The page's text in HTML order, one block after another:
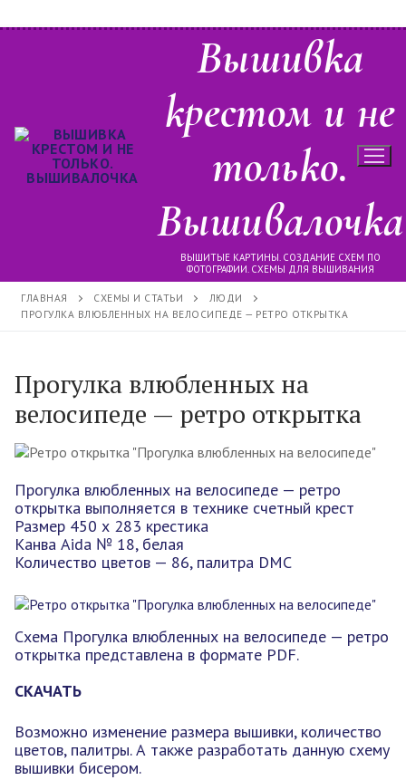
Перейти
Вышивка
крестом и не
только.
Вышивалочка
ВЫШИТЫЕ КАРТИНЫ. СОЗДАНИЕ СХЕМ ПО
ФОТОГРАФИИ. СХЕМЫ ДЛЯ ВЫШИВАНИЯ
ГЛАВНАЯ СХЕМЫ И СТАТЬИ
ЛЮДИ
ПРОГУЛКА ВЛЮБЛЕННЫХ НА ВЕЛОСИПЕДЕ — РЕТРО ОТКРЫТКА
Прогулка влюбленных на
велосипеде — ретро открытка
Прогулка влюбленных на велосипеде — ретро
открытка выполняется в технике счетный крест
Размер 450 х 283 крестика
Канва Aida № 18, белая
Количество цветов — 86, палитра DMC
Схема Прогулка влюбленных на велосипеде — ретро
открытка представлена в формате PDF.
СКАЧАТЬ
Возможно изменение размера вышивки, количество
цветов, палитры. А также разработать данную схему
вышивки бисером.